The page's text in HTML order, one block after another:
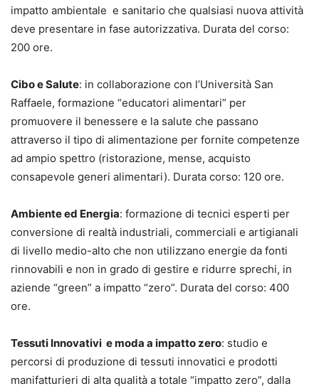
impatto ambientale e sanitario che qualsiasi nuova attività
deve presentare in fase autorizzativa. Durata del corso:
200 ore.
Cibo e Salute: in collaborazione con l’Università San
Raffaele, formazione “educatori alimentari” per
promuovere il benessere e la salute che passano
attraverso il tipo di alimentazione per fornite competenze
ad ampio spettro (ristorazione, mense, acquisto
consapevole generi alimentari). Durata corso: 120 ore.
Ambiente ed Energia: formazione di tecnici esperti per
conversione di realtà industriali, commerciali e artigianali
di livello medio-alto che non utilizzano energie da fonti
rinnovabili e non in grado di gestire e ridurre sprechi, in
aziende “green” a impatto “zero”. Durata del corso: 400
ore.
Tessuti Innovativi e moda a impatto zero: studio e
percorsi di produzione di tessuti innovatici e prodotti
manifatturieri di alta qualità a totale “impatto zero”, dalla